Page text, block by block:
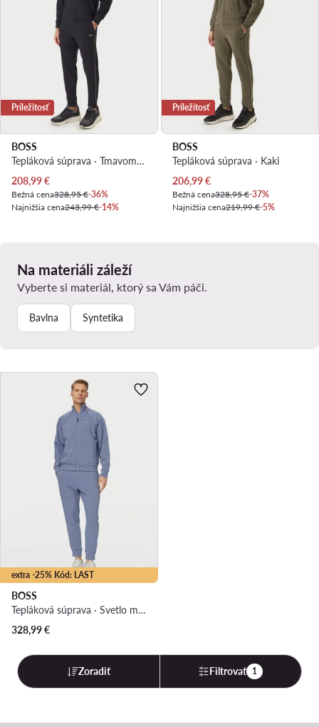
Príležitosť
BOSS
Tepláková súprava · Tmavomodrá
Aktuálna cena
208,99€
Bežná cena328,95 €-36%
Najnižšia cena243,99 €-14%
Príležitosť
BOSS
Tepláková súprava · Kaki
Aktuálna cena
206,99€
Bežná cena328,95 €-37%
Najnižšia cena219,99 €-5%
Na materiáli záleží
Vyberte si materiál, ktorý sa Vám páči.
Bavlna Syntetika
extra -25% Kód: LAST
BOSS
Tepláková súprava · Svetlo modrá
328,99€
Zoradiť Filtrovať 1